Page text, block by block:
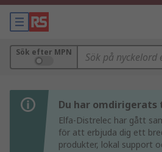
Sök efter MPN
Du har omdirigerats
Elfa-Distrelec har gått
för att erbjuda dig ett
produkter, lokal support